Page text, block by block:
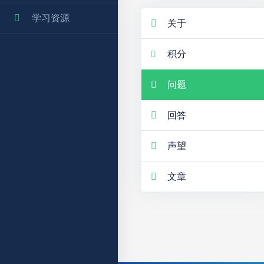
学习资源 关于
积分
问题
回答
声望
文章